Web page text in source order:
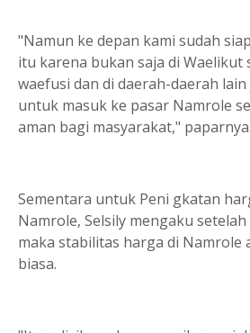
"Namun ke depan kami sudah
itu karena bukan saja di Waelikut
waefusi dan di daerah-daerah
untuk masuk ke pasar Namrole
aman bagi masyarakat," paparnya.
Sementara untuk Peni gkatan
Namrole, Selsily mengaku
maka stabilitas harga di Namrole
biasa.